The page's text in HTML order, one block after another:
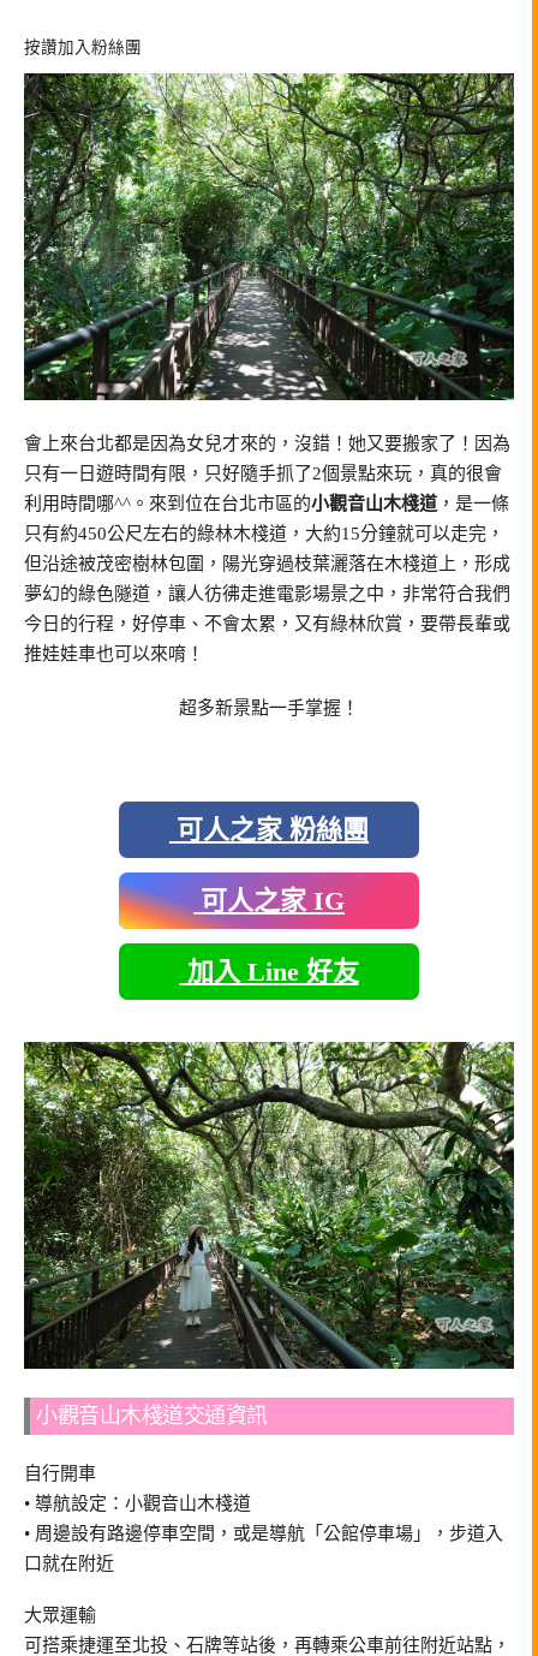
按讚加入粉絲團
會上來台北都是因為女兒才來的，沒錯！她又要搬家了！因為
只有一日遊時間有限，只好隨手抓了2個景點來玩，真的很會
利用時間哪^^。來到位在台北市區的小觀音山木棧道 ，是一條
只有約450公尺左右的綠林木棧道，大約15分鐘就可以走完，
但沿途被茂密樹林包圍，陽光穿過枝葉灑落在木棧道上，形成
夢幻的綠色隧道，讓人彷彿走進電影場景之中，非常符合我們
今日的行程，好停車、不會太累，又有綠林欣賞，要帶長輩或
推娃娃車也可以來唷！
超多新景點一手掌握！
可人之家 粉絲團
可人之家 IG
加入 Line 好友
小觀音山木棧道交通資訊
自行開車
• 導航設定：小觀音山木棧道
• 周邊設有路邊停車空間，或是導航「公館停車場」，步道入
口就在附近
大眾運輸
可搭乘捷運至北投、石牌等站後，再轉乘公車前往附近站點，